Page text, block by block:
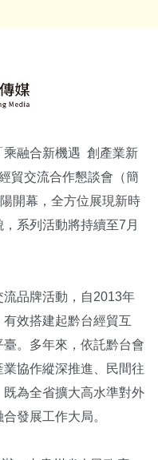
乘融合新機遇 創產業新
貿交流合作懇談會（簡
開幕，全方位展現新時
系列活動將持續至7月
品牌活動，自2013年
效搭建起黔台經貿互
。多年來，依託黔台會
協作縱深推進、民間往
為全省擴大高水準對外
發展工作大局。